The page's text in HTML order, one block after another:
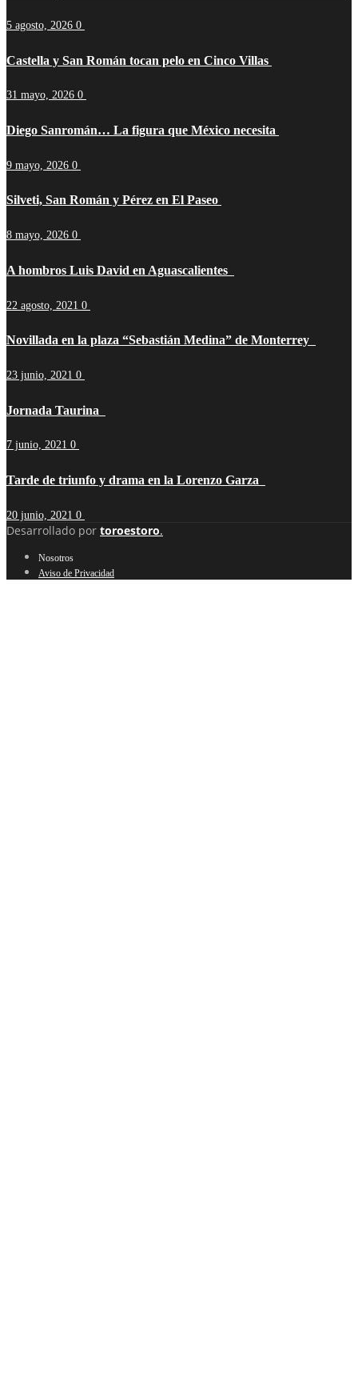
5 agosto, 2026 0
Castella y San Román tocan pelo en Cinco Villas
31 mayo, 2026 0
Diego Sanromán… La figura que México necesita
9 mayo, 2026 0
Silveti, San Román y Pérez en El Paseo
8 mayo, 2026 0
A hombros Luis David en Aguascalientes
22 agosto, 2021 0
Novillada en la plaza “Sebastián Medina” de Monterrey
23 junio, 2021 0
Jornada Taurina
7 junio, 2021 0
Tarde de triunfo y drama en la Lorenzo Garza
20 junio, 2021 0
Desarrollado por toroestoro.
Nosotros
Aviso de Privacidad